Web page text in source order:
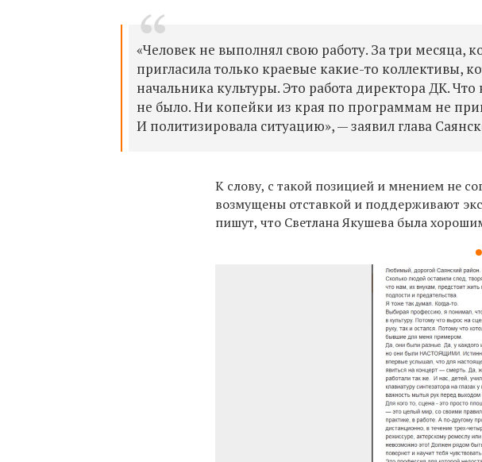
«Человек не выполнял свою работу. За три месяца,
пригласила только краевые какие-то коллективы,
начальника культуры. Это работа директора ДК.
не было. Ни копейки из края по программам не
И политизировала ситуацию», — заявил глава
К слову, с такой позицией и мнением не
возмущены отставкой и поддерживают
пишут, что Светлана Якушева была